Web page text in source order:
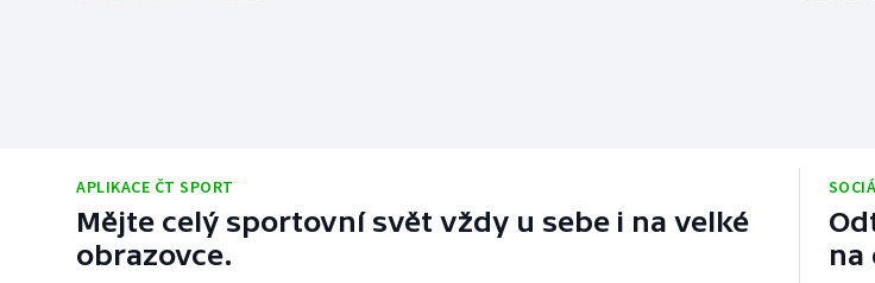
APLIKACE ČT SPORT
Mějte celý sportovní svět vždy u sebe i na velké
obrazovce.
na